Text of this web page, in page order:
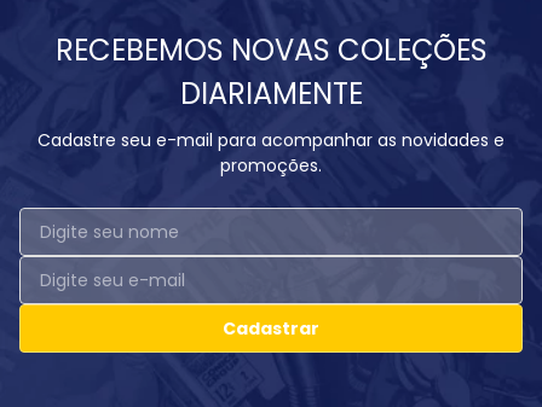
RECEBEMOS NOVAS COLEÇÕES
DIARIAMENTE
Cadastre seu e-mail para acompanhar as novidades e
promoções.
Cadastrar